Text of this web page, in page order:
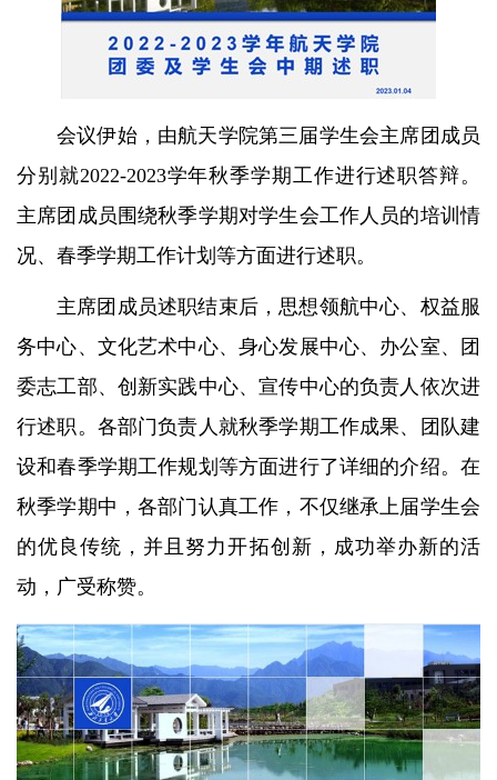
会议伊始，由航天学院第三届学生会主席团成员
分别就2022-2023学年秋季学期工作进行述职答辩。
主席团成员围绕秋季学期对学生会工作人员的培训情
况、春季学期工作计划等方面进行述职。
主席团成员述职结束后，思想领航中心、权益服
务中心、文化艺术中心、身心发展中心、办公室、团
委志工部、创新实践中心、宣传中心的负责人依次进
行述职。各部门负责人就秋季学期工作成果、团队建
设和春季学期工作规划等方面进行了详细的介绍。在
秋季学期中，各部门认真工作，不仅继承上届学生会
的优良传统，并且努力开拓创新，成功举办新的活
动，广受称赞。